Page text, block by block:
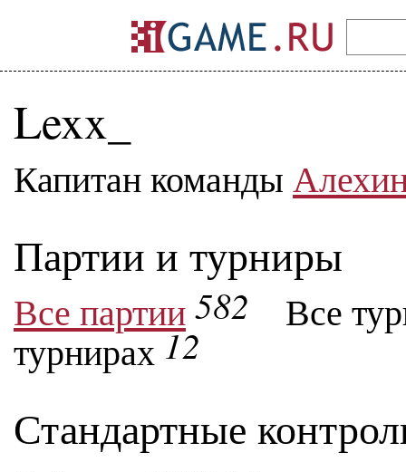
Lexx_
Капитан команды
Партии и турниры
Все партии582
Все
турнирах12
Стандартные